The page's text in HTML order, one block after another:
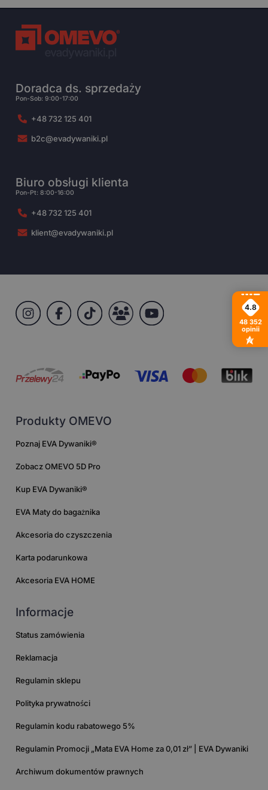
Doradca ds. sprzedaży
Pon-Sob: 9:00-17:00
+48 732 125 401
b2c@evadywaniki.pl
Biuro obsługi klienta
Pon-Pt: 8:00-16:00
+48 732 125 401
klient@evadywaniki.pl
Produkty OMEVO
Poznaj EVA Dywaniki®
Zobacz OMEVO 5D Pro
Kup EVA Dywaniki®
EVA Maty do bagażnika
Akcesoria do czyszczenia
Karta podarunkowa
Akcesoria EVA HOME
Informacje
Status zamówienia
Reklamacja
Regulamin sklepu
Polityka prywatności
Regulamin kodu rabatowego 5%
Regulamin Promocji „Mata EVA Home za 0,01 zł” | EVA Dywaniki
Archiwum dokumentów prawnych
4.8
48 352
opinii